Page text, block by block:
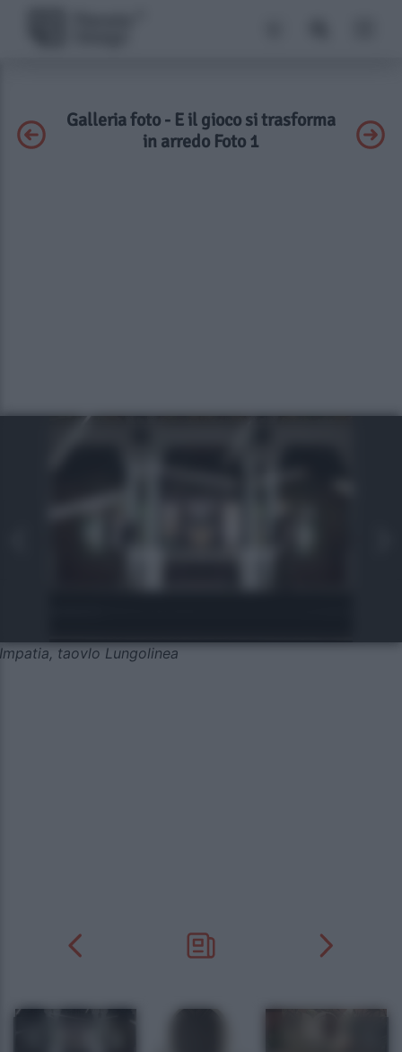
Galleria foto - E il gioco si trasforma
in arredo Foto 1
Impatia, taovlo Lungolinea